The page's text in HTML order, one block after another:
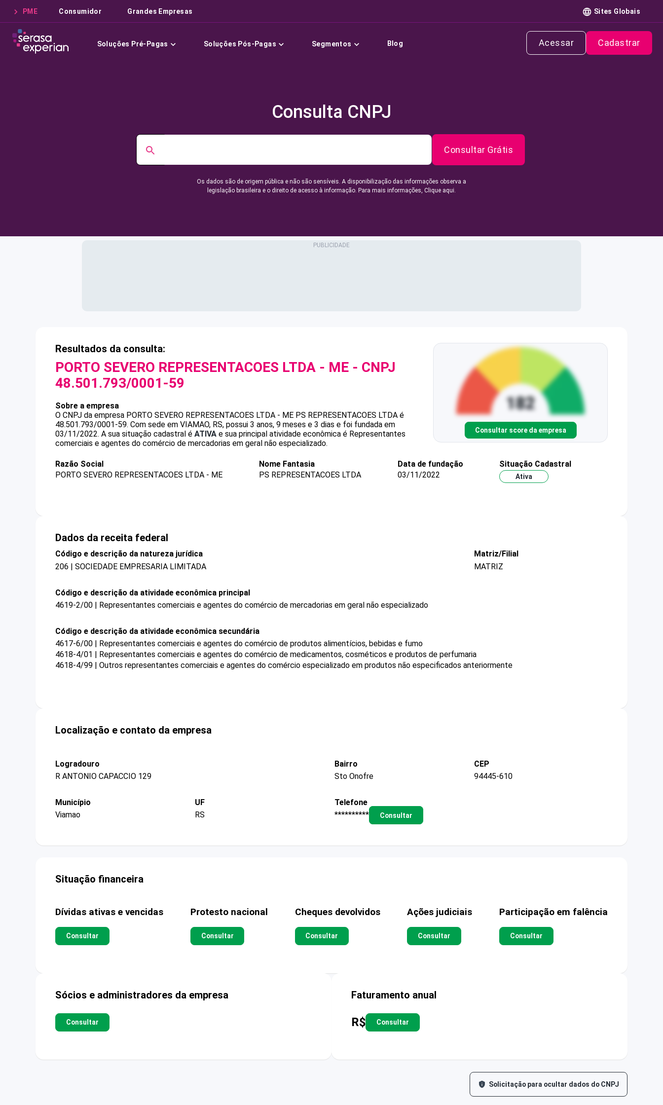
PME Consumidor Grandes Empresas Sites Globais
Soluções Pré-Pagas Soluções Pós-Pagas Segmentos Blog Acessar Cadastrar
Consulta CNPJ
Consultar Grátis
Os dados são de origem pública e não são sensíveis. A disponibilização das informações observa a
legislação brasileira e o direito de acesso à informação. Para mais informações, Clique aqui.
Resultados da consulta:
PORTO SEVERO REPRESENTACOES LTDA - ME - CNPJ
48.501.793/0001-59
Sobre a empresa
O CNPJ da empresa PORTO SEVERO REPRESENTACOES LTDA - ME PS REPRESENTACOES LTDA é
48.501.793/0001-59. Com sede em VIAMAO, RS, possui 3 anos, 9 meses e 3 dias e foi fundada em
03/11/2022. A sua situação cadastral é ATIVA e sua principal atividade econômica é Representantes
comerciais e agentes do comércio de mercadorias em geral não especializado.
Consultar score da empresa
Razão Social
PORTO SEVERO REPRESENTACOES LTDA - ME
Nome Fantasia
PS REPRESENTACOES LTDA
Data de fundação
03/11/2022
Situação Cadastral
Ativa
Dados da receita federal
Código e descrição da natureza jurídica
206 | SOCIEDADE EMPRESARIA LIMITADA
Matriz/Filial
MATRIZ
Código e descrição da atividade econômica principal
4619-2/00 | Representantes comerciais e agentes do comércio de mercadorias em geral não especializado
Código e descrição da atividade econômica secundária
4617-6/00 | Representantes comerciais e agentes do comércio de produtos alimentícios, bebidas e fumo
4618-4/01 | Representantes comerciais e agentes do comércio de medicamentos, cosméticos e produtos de perfumaria
4618-4/99 | Outros representantes comerciais e agentes do comércio especializado em produtos não especificados anteriormente
Localização e contato da empresa
Logradouro
R ANTONIO CAPACCIO 129
Bairro
Sto Onofre
CEP
94445-610
Município
Viamao
UF
RS
Telefone
**********
Consultar
Situação financeira
Dívidas ativas e vencidas
Consultar
Protesto nacional
Consultar
Cheques devolvidos
Consultar
Ações judiciais
Consultar
Participação em falência
Consultar
Sócios e administradores da empresa
Consultar
Faturamento anual
R$ Consultar
Solicitação para ocultar dados do CNPJ